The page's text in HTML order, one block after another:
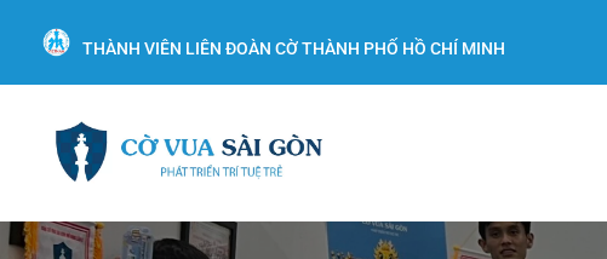
THÀNH VIÊN LIÊN ĐOÀN CỜ THÀNH PHỐ HỒ CHÍ MINH